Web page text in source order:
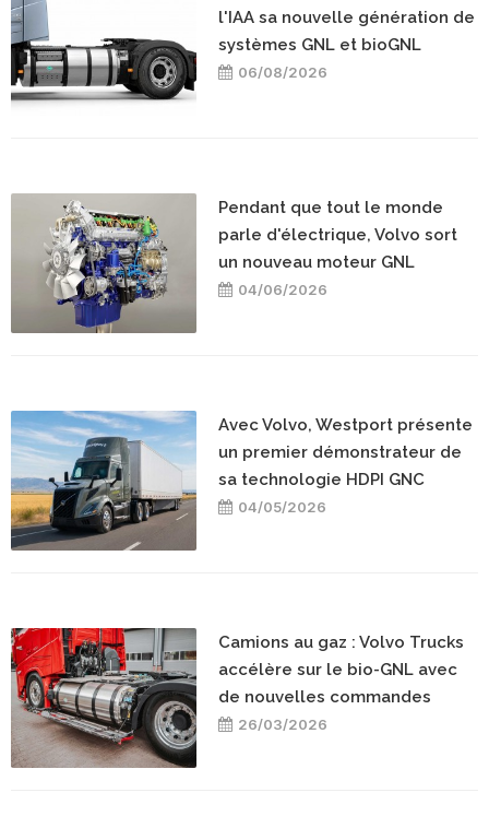
l'IAA sa nouvelle génération de
systèmes GNL et bioGNL
06/08/2026
Pendant que tout le monde
parle d'électrique, Volvo sort
un nouveau moteur GNL
04/06/2026
Avec Volvo, Westport présente
un premier démonstrateur de
sa technologie HDPI GNC
04/05/2026
Camions au gaz : Volvo Trucks
accélère sur le bio-GNL avec
de nouvelles commandes
26/03/2026